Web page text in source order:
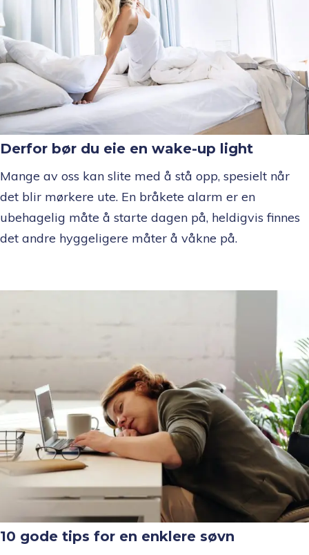
Derfor bør du eie en wake-up light
Mange av oss kan slite med å stå opp, spesielt når
det blir mørkere ute. En bråkete alarm er en
ubehagelig måte å starte dagen på, heldigvis finnes
det andre hyggeligere måter å våkne på.
10 gode tips for en enklere søvn